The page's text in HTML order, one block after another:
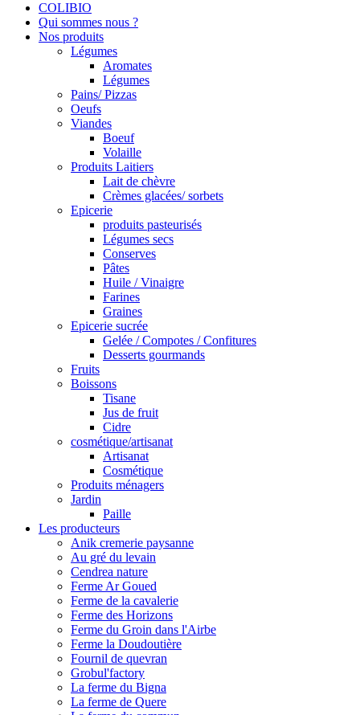
COLIBIO
Qui sommes nous ?
Nos produits
Légumes
Aromates
Légumes
Pains/ Pizzas
Oeufs
Viandes
Boeuf
Volaille
Produits Laitiers
Lait de chèvre
Crèmes glacées/ sorbets
Epicerie
produits pasteurisés
Légumes secs
Conserves
Pâtes
Huile / Vinaigre
Farines
Graines
Epicerie sucrée
Gelée / Compotes / Confitures
Desserts gourmands
Fruits
Boissons
Tisane
Jus de fruit
Cidre
cosmétique/artisanat
Artisanat
Cosmétique
Produits ménagers
Jardin
Paille
Les producteurs
Anik cremerie paysanne
Au gré du levain
Cendrea nature
Ferme Ar Goued
Ferme de la cavalerie
Ferme des Horizons
Ferme du Groin dans l'Airbe
Ferme la Doudoutière
Fournil de quevran
Grobul'factory
La ferme du Bigna
La ferme de Quere